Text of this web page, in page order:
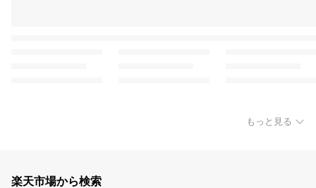
もっと見る
楽天市場から検索